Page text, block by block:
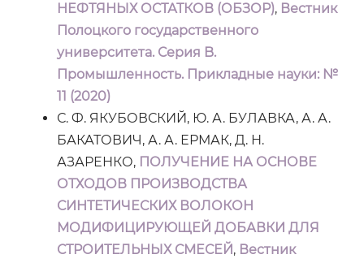
НЕФТЯНЫХ ОСТАТКОВ (ОБЗОР), Вестник
Полоцкого государственного
университета. Серия B.
Промышленность. Прикладные науки: №
11 (2020)
С. Ф. ЯКУБОВСКИЙ, Ю. А. БУЛАВКА, А. А.
БАКАТОВИЧ, А. А. ЕРМАК, Д. Н.
АЗАРЕНКО, ПОЛУЧЕНИЕ НА ОСНОВЕ
ОТХОДОВ ПРОИЗВОДСТВА
СИНТЕТИЧЕСКИХ ВОЛОКОН
МОДИФИЦИРУЮЩЕЙ ДОБАВКИ ДЛЯ
СТРОИТЕЛЬНЫХ СМЕСЕЙ, Вестник